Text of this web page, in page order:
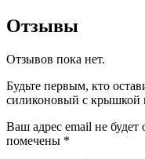
Отзывы
Отзывов пока нет.
Будьте первым, кто
силиконовый с крышкой
Ваш адрес email не будет
помечены *